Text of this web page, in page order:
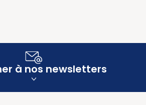
à nos newsletters